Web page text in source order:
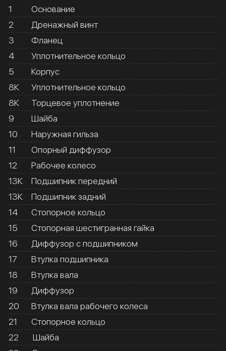
1
Основание
2
Дренажный винт
3
Фланец
4
Уплотнительное кольцо
5
Корпус
8К
Уплотнительное кольцо
8К
Торцевое уплотнение
9
Шайба
10
Наружная гильза
11
Опорный диффузор
12
Рабочее колесо
13К
Подшипник передний
13К
Подшипник задний
14
Стопорное кольцо
15
Стопорная шестигранная гайка
16
Диффузор с подшипником
17
Втулка подшипника
18
Втулка вала
19
Диффузор
20
Втулка вала рабочего колеса
21
Стопорное кольцо
22
Шайба